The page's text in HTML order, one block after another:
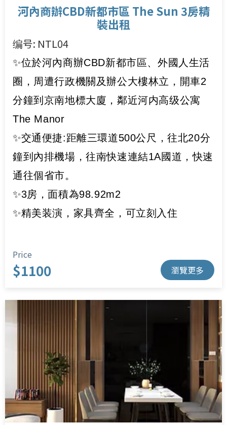
河內商辦CBD新都市區 The Sun 3房精
裝出租
编号: NTL04
✨位於河內商辦CBD新都市區、外國人生活
圈，周遭行政機關及辦公大樓林立，開車2
分鐘到京南地標大廈，鄰近河内高级公寓
The Manor
✨交通便捷:距離三環道500公尺，往北20分
鐘到內排機場，往南快速連結1A國道，快速
通往個省市。
✨3房，面積為98.92m2
✨精美装演，家具齊全，可立刻入住
Price
$1100 瀏覽更多